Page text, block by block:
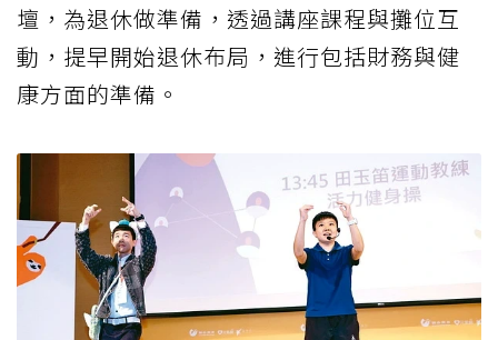
壇，為退休做準備，透過講座課程與攤位互
動，提早開始退休布局，進行包括財務與健
康方面的準備。